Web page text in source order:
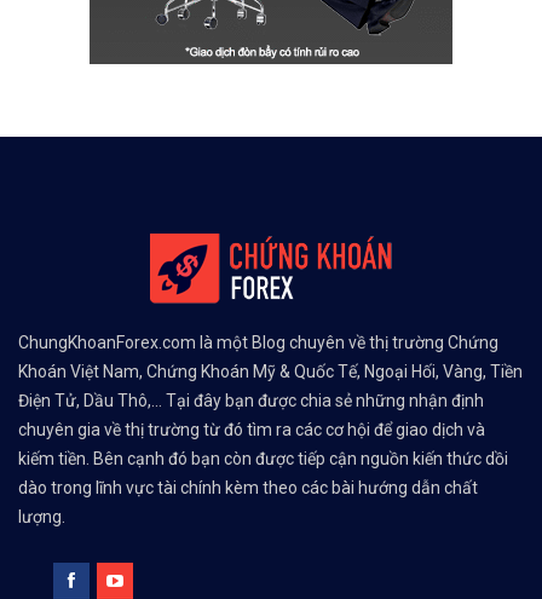
ChungKhoanForex.com là một Blog chuyên về thị trường Chứng
Khoán Việt Nam, Chứng Khoán Mỹ & Quốc Tế, Ngoại Hối, Vàng, Tiền
Điện Tử, Dầu Thô,... Tại đây bạn được chia sẻ những nhận định
chuyên gia về thị trường từ đó tìm ra các cơ hội để giao dịch và
kiếm tiền. Bên cạnh đó bạn còn được tiếp cận nguồn kiến thức dồi
dào trong lĩnh vực tài chính kèm theo các bài hướng dẫn chất
lượng.